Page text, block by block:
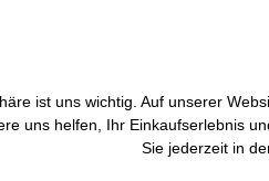
ist uns wichtig. Auf unserer
uns helfen, Ihr Einkaufserlebnis
Sie jederzeit in